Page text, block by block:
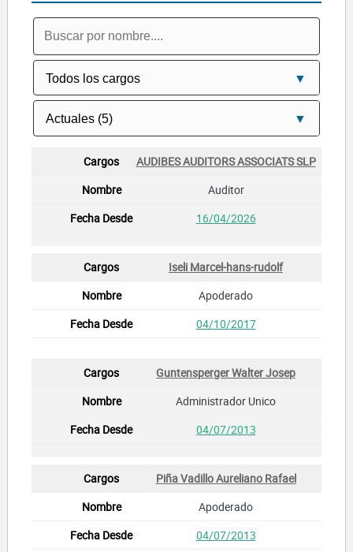
AUDIBES AUDITORS ASSOCIATS SLP
Auditor
16/04/2026
Iseli Marcel-hans-rudolf
Apoderado
04/10/2017
Guntensperger Walter Josep
Administrador Unico
04/07/2013
Piña Vadillo Aureliano Rafael
Apoderado
04/07/2013